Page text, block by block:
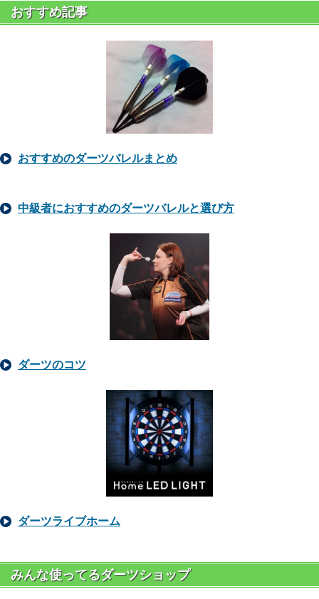
おすすめ記事
おすすめのダーツバレルまとめ
中級者におすすめのダーツバレルと選び方
ダーツのコツ
ダーツライブホーム
みんな使ってるダーツショップ